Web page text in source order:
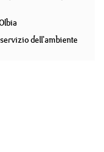
dell'ambiente